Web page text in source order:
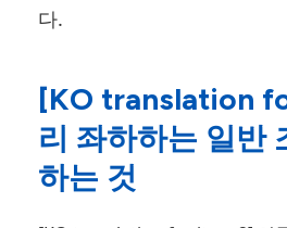
다.
[KO translation
리 좌하하는 일반
하는 것